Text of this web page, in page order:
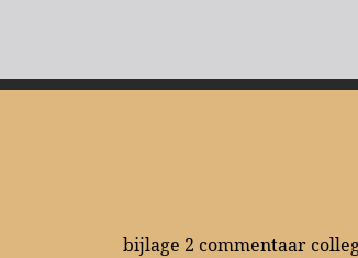
bijlage 2 commentaar